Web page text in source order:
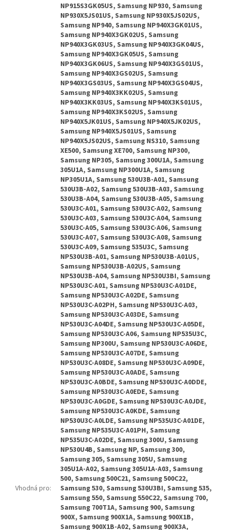
Vhodná pro:
NP915S3GK05US, Samsung NP930, Samsung
NP930X5JS01US, Samsung NP930X5JS02US,
Samsung NP940, Samsung NP940X3GK01US,
Samsung NP940X3GK02US, Samsung
NP940X3GK03US, Samsung NP940X3GK04US,
Samsung NP940X3GK05US, Samsung
NP940X3GK06US, Samsung NP940X3GS01US,
Samsung NP940X3GS02US, Samsung
NP940X3GS03US, Samsung NP940X3GS04US,
Samsung NP940X3KK02US, Samsung
NP940X3KK03US, Samsung NP940X3KS01US,
Samsung NP940X3KS02US, Samsung
NP940X5JK01US, Samsung NP940X5JK02US,
Samsung NP940X5JS01US, Samsung
NP940X5JS02US, Samsung NS310, Samsung
XE500, Samsung XE700, Samsung NP300,
Samsung NP305, Samsung 300U1A, Samsung
305U1A, Samsung NP300U1A, Samsung
NP305U1A, Samsung 530U3B-A01, Samsung
530U3B-A02, Samsung 530U3B-A03, Samsung
530U3B-A04, Samsung 530U3B-A05, Samsung
530U3C-A01, Samsung 530U3C-A02, Samsung
530U3C-A03, Samsung 530U3C-A04, Samsung
530U3C-A05, Samsung 530U3C-A06, Samsung
530U3C-A07, Samsung 530U3C-A08, Samsung
530U3C-A09, Samsung 535U3C, Samsung
NP530U3B-A01, Samsung NP530U3B-A01US,
Samsung NP530U3B-A02US, Samsung
NP530U3B-A04, Samsung NP530U3BI, Samsung
NP530U3C-A01, Samsung NP530U3C-A01DE,
Samsung NP530U3C-A02DE, Samsung
NP530U3C-A02PH, Samsung NP530U3C-A03,
Samsung NP530U3C-A03DE, Samsung
NP530U3C-A04DE, Samsung NP530U3C-A05DE,
Samsung NP530U3C-A06, Samsung NP535U3C,
Samsung NP300U, Samsung NP530U3C-A06DE,
Samsung NP530U3C-A07DE, Samsung
NP530U3C-A08DE, Samsung NP530U3C-A09DE,
Samsung NP530U3C-A0ADE, Samsung
NP530U3C-A0BDE, Samsung NP530U3C-A0DDE,
Samsung NP530U3C-A0EDE, Samsung
NP530U3C-A0GDE, Samsung NP530U3C-A0JDE,
Samsung NP530U3C-A0KDE, Samsung
NP530U3C-A0LDE, Samsung NP535U3C-A01DE,
Samsung NP535U3C-A01PH, Samsung
NP535U3C-A02DE, Samsung 300U, Samsung
NP530U4B, Samsung NP, Samsung 300,
Samsung 305, Samsung 305U, Samsung
305U1A-A02, Samsung 305U1A-A03, Samsung
500, Samsung 500C21, Samsung 500C22,
Samsung 530, Samsung 530U3BI, Samsung 535,
Samsung 550, Samsung 550C22, Samsung 700,
Samsung 700T1A, Samsung 900, Samsung
900X, Samsung 900X1A, Samsung 900X1B,
Samsung 900X1B-A02, Samsung 900X3A,